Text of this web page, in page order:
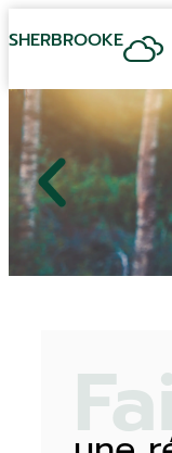
SHERBROOKE